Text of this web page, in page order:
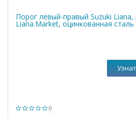
Порог левый-правый Suzuki
Liana.Market, оцинкованная
0